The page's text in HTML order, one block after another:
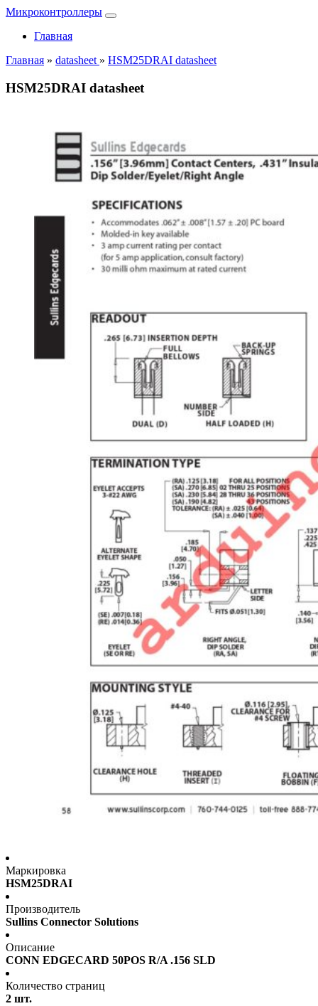
Микроконтроллеры
Главная
Главная » datasheet » HSM25DRAI datasheet
HSM25DRAI datasheet
Маркировка
HSM25DRAI
Производитель
Sullins Connector Solutions
Описание
CONN EDGECARD 50POS R/A .156 SLD
Количество страниц
2 шт.